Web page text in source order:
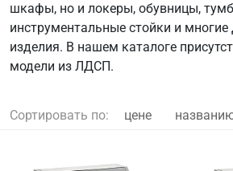
шкафы, но и локеры, обувницы,
инструментальные стойки и многие
изделия. В нашем каталоге
модели из ЛДСП.
Сортировать по: цене